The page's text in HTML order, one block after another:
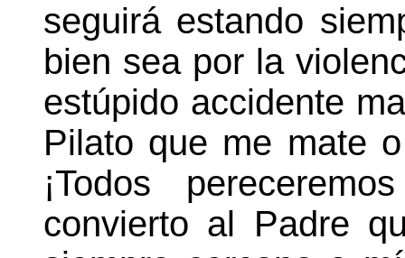
seguirá estando
bien sea por la
estúpido accidente
Pilato que me mate
¡Todos
convierto al Padre